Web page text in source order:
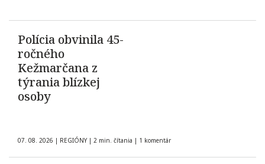
Polícia obvinila 45-
ročného
Kežmarčana z
týrania blízkej
osoby
07. 08. 2026 | REGIÓNY | 2 min. čítania | 1 komentár